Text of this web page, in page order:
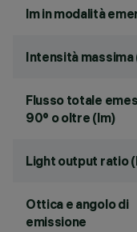
lm in modalità
Intensità massima
Flusso totale
90° o oltre (lm)
Light output ratio
Ottica e angolo di
emissione